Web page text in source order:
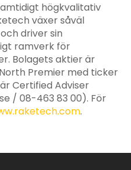
högkvalitativ
växer såväl
driver sin
ramverk för
Bolagets aktier är
Premier med ticker
är Certified Adviser
/ 08-463 83 00). För
.